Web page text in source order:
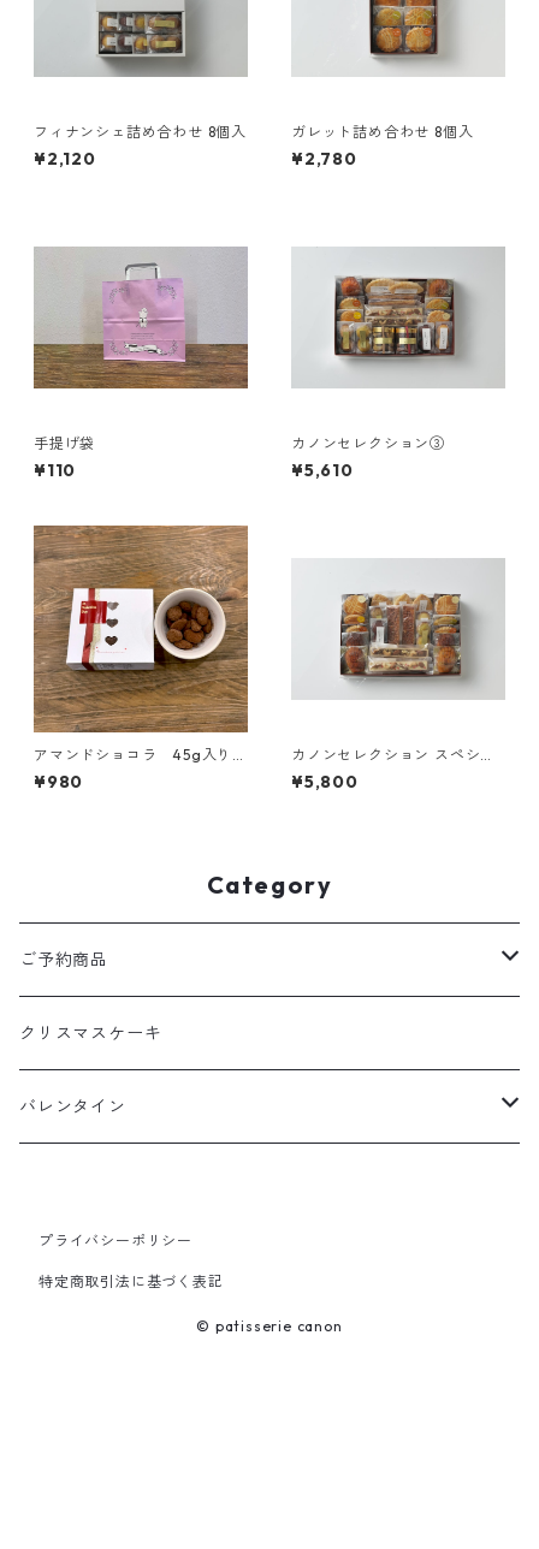
フィナンシェ詰め合わせ 8個入
¥2,120
ガレット詰め合わせ 8個入
¥2,780
手提げ袋
¥110
カノンセレクション③
¥5,610
アマンドショコラ 45g入り
ンギフト
¥980
カノンセレクション スペシャ
ル
¥5,800
Category
ご予約商品
クリスマスケーキ
季節のオリジナルケーキ
クリスマスケーキ
バレンタイン
発送商品
プライバシーポリシー
特定商取引法に基づく表記
© patisserie canon